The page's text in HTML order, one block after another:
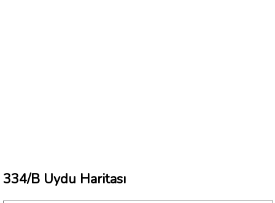
334/B Uydu Haritası